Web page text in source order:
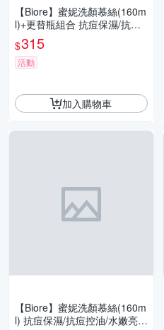
【Biore】蜜妮洗顏慕絲(160m
l)+更替瓶組合 抗痘保濕/抗痘
控油/水嫩亮澤 泡泡洗面乳
$315
活動
加入購物車
【Biore】蜜妮洗顏慕絲(160m
l) 抗痘保濕/抗痘控油/水嫩亮